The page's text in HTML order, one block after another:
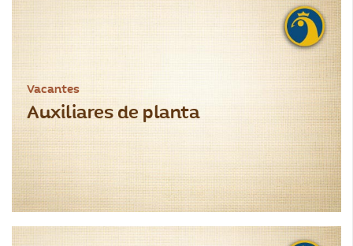
Vacantes
Auxiliares de planta